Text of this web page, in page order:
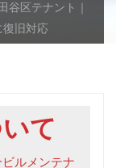
谷区テナント｜
復旧対応
て
ルメンテナ